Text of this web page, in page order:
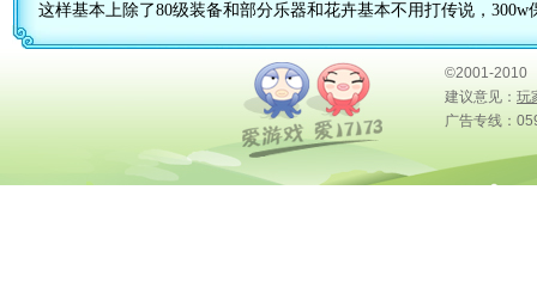
这样基本上除了80级装备和部分乐器和花卉基本不用打传说，
©2001-2010
建议意见： 玩
广告专线：